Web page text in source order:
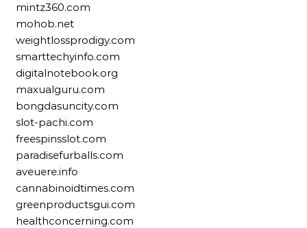
mintz360.com
mohob.net
weightlossprodigy.com
smarttechyinfo.com
digitalnotebook.org
maxualguru.com
bongdasuncity.com
slot-pachi.com
freespinsslot.com
paradisefurballs.com
aveuere.info
cannabinoidtimes.com
greenproductsgui.com
healthconcerning.com